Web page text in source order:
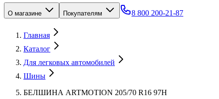
О магазине Покупателям 8 800 200-21-87
Главная
Каталог
Для легковых автомобилей
Шины
БЕЛШИНА ARTMOTION 205/70 R16 97H